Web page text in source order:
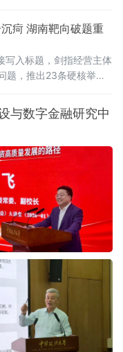
商标，而非产品承诺
常委会法工委披露，商
的十四
疴 湖南靶向破题重
写入标题，剑指经营主体
题，推出23条硬核举
痛点发起集中攻坚。精
向施策与以往温和表述
与数字金融研究中